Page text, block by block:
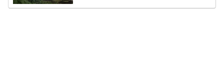
類でも「早生」「中生」「晩生」など...